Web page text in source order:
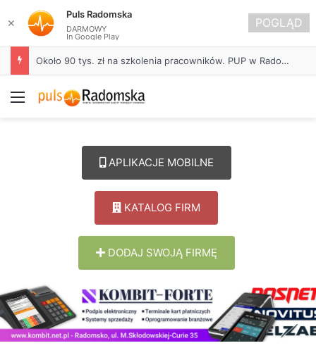
Życie bez alkoholu – lepszy wybór. Radomsko włącza się w Miesiąc Trzeźwości
Menu
APLIKACJE MOBILNE
KATALOG FIRM
DODAJ SWOJĄ FIRMĘ
✕
Puls Radomska
DARMOWY
In Google Play
POGLĄD